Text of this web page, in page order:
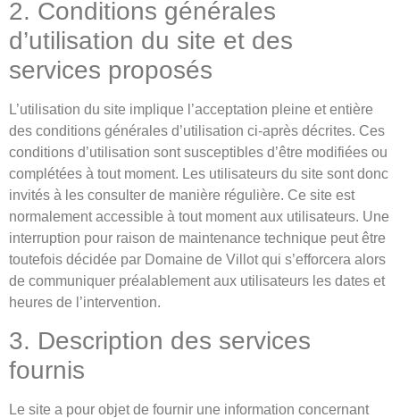
2. Conditions générales
d’utilisation du site et des
services proposés
L’utilisation du site implique l’acceptation pleine et entière
des conditions générales d’utilisation ci-après décrites. Ces
conditions d’utilisation sont susceptibles d’être modifiées ou
complétées à tout moment. Les utilisateurs du site sont donc
invités à les consulter de manière régulière. Ce site est
normalement accessible à tout moment aux utilisateurs. Une
interruption pour raison de maintenance technique peut être
toutefois décidée par Domaine de Villot qui s’efforcera alors
de communiquer préalablement aux utilisateurs les dates et
heures de l’intervention.
3. Description des services
fournis
Le site a pour objet de fournir une information concernant